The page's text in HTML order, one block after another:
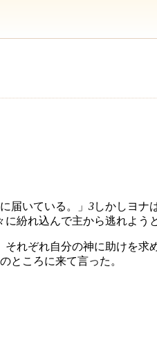
届いている。」 3しかしヨナ
紛れ込んで主から逃れよう
それぞれ自分の神に助けを求
ところに来て言った。